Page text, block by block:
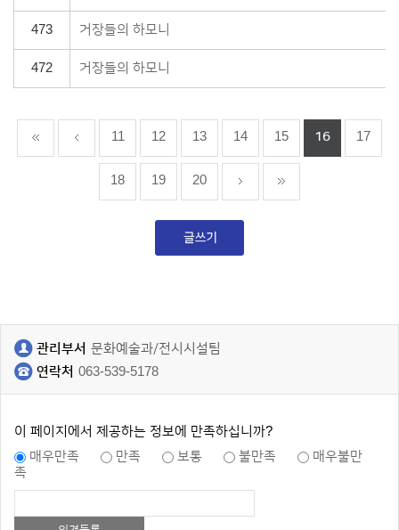
473 거장들의 하모니
472 거장들의 하모니
11 12 13 14 15 16 17
18 19 20
관리부서 문화예술과/전시시설팀
연락처 063-539-5178
이 페이지에서 제공하는 정보에 만족하십니까?
매우만족
만족 보통 불만족
매우불만
족